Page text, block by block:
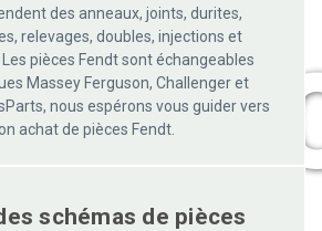
des anneaux, joints, durites,
relevages, doubles, injections et
pièces Fendt sont échangeables
Massey Ferguson, Challenger et
nous espérons vous guider vers
achat de pièces Fendt.
schémas de pièces